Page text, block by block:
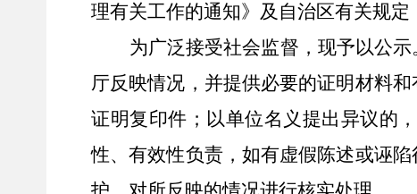
理有关工作的通知》及自治区有关规定
为广泛接受社会监督，现予以公示
厅反映情况，并提供必要的证明材料
证明复印件；以单位名义提出异议的
性、有效性负责，如有虚假陈述或诬